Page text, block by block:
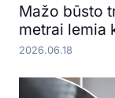
Mažo būsto
metrai lemia
2026.06.18